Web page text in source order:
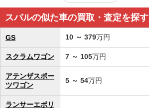
スバルの似た車の買取・査定を探す
GS 10 ～ 379万円
スクラムワゴン 7 ～ 105万円
アテンザスポー
ツワゴン
5 ～ 54万円
ランサーエボリ